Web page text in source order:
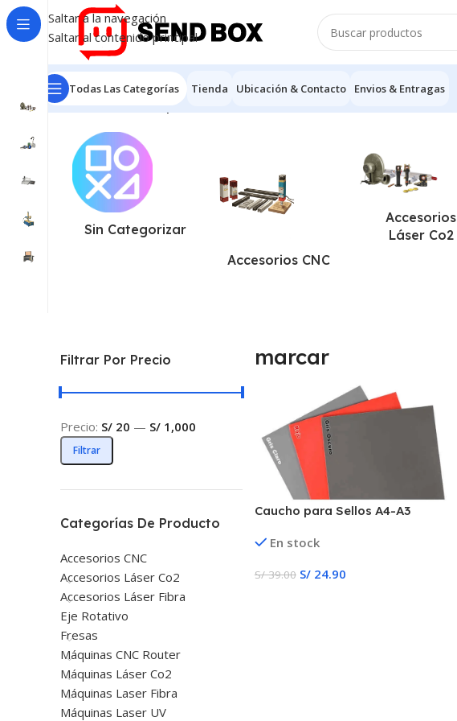
Saltar a la navegación
Saltar al contenido principal
Todas Las Categorías Tienda Ubicación & Contacto Envios & Entragas
Inicio/Productos etiquetados “marcar”
Sin Categorizar
Accesorios CNC
Accesorios
Láser Co2
Filtrar Por Precio
Filtrar
Precio: S/ 20 — S/ 1,000
Categorías De Producto
Accesorios CNC
Accesorios Láser Co2
Accesorios Láser Fibra
Eje Rotativo
Fresas
Máquinas CNC Router
Máquinas Láser Co2
Máquinas Laser Fibra
Máquinas Laser UV
marcar
Caucho para Sellos A4-A3
En stock
S/39.00 S/24.90